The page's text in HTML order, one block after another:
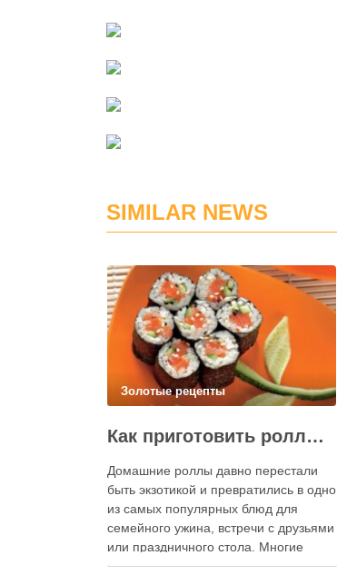
SIMILAR NEWS
Золотые рецепты
Как приготовить роллы в домашних условиях?
Домашние роллы давно перестали
быть экзотикой и превратились в одно
из самых популярных блюд для
семейного ужина, встречи с друзьями
или праздничного стола. Многие
считают, что приготовление японских